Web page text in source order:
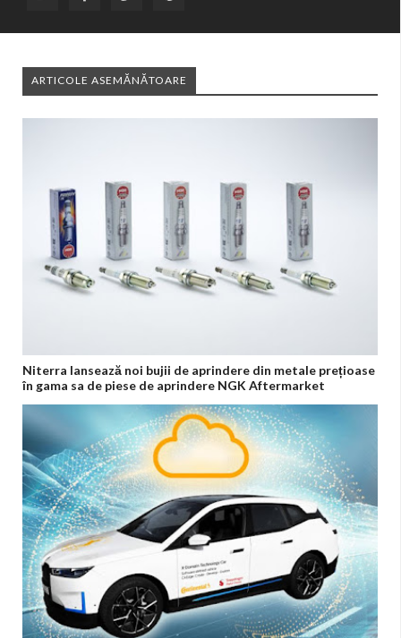
ARTICOLE ASEMĂNĂTOARE
Niterra lansează noi bujii de aprindere din metale prețioase
în gama sa de piese de aprindere NGK Aftermarket